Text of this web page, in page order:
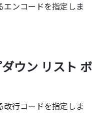
エンコードを指定しま
ウン リスト ボ
改行コードを指定しま